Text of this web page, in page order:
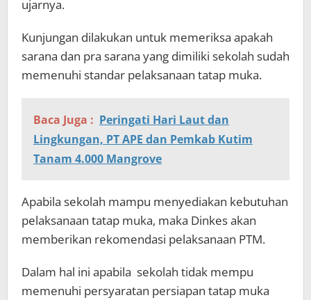
ujarnya.
Kunjungan dilakukan untuk memeriksa apakah
sarana dan pra sarana yang dimiliki sekolah sudah
memenuhi standar pelaksanaan tatap muka.
Baca Juga : Peringati Hari Laut dan
Lingkungan, PT APE dan Pemkab Kutim
Tanam 4.000 Mangrove
Apabila sekolah mampu menyediakan kebutuhan
pelaksanaan tatap muka, maka Dinkes akan
memberikan rekomendasi pelaksanaan PTM.
Dalam hal ini apabila sekolah tidak mempu
memenuhi persyaratan persiapan tatap muka